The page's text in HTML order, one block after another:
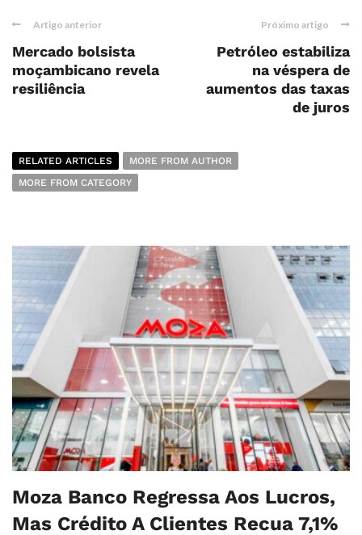
Artigo anterior
Mercado bolsista
moçambicano revela
resiliência
Próximo artigo
Petróleo estabiliza
na véspera de
aumentos das taxas
de juros
RELATED ARTICLES
MORE FROM AUTHOR
MORE FROM CATEGORY
Moza Banco Regressa Aos Lucros,
Mas Crédito A Clientes Recua 7,1%